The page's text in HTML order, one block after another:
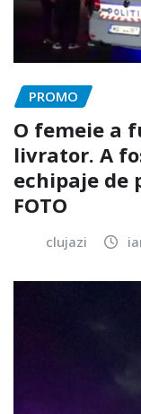
PROMO
O femeie a
livrator. A
echipaje de
FOTO
clujazi